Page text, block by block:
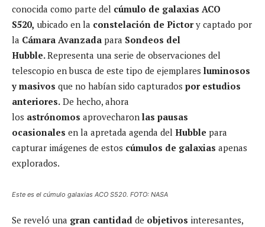
conocida como parte del cúmulo de galaxias ACO
S520, ubicado en la constelación de Pictory captado por
la Cámara Avanzada para Sondeos del
Hubble.Representa una serie de observaciones del
telescopio en busca de este tipo de ejemplares luminosos
y masivos que no habían sido capturados por estudios
anteriores. De hecho, ahora
los astrónomos aprovecharon las pausas
ocasionales en la apretada agenda del Hubble para
capturar imágenes de estos cúmulos de galaxias apenas
explorados.
Este es el cúmulo galaxias ACO S520. FOTO: NASA
Se reveló una gran cantidad de objetivos interesantes,